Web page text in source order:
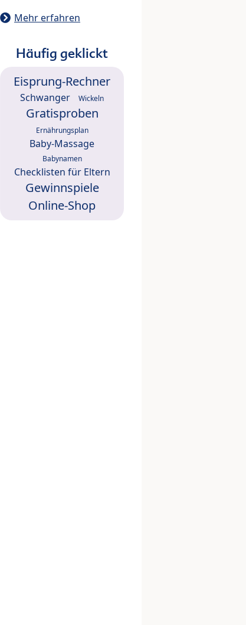
Mehr erfahren
Häufig geklickt
Eisprung-Rechner
Schwanger Wickeln
Gratisproben
Ernährungsplan
Baby-Massage
Babynamen
Checklisten für Eltern
Gewinnspiele
Online-Shop